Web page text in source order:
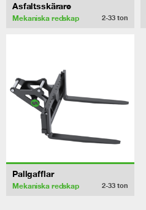
Asfaltsskärare
Mekaniska redskap 2-33 ton
Pallgafflar
Mekaniska redskap 2-33 ton